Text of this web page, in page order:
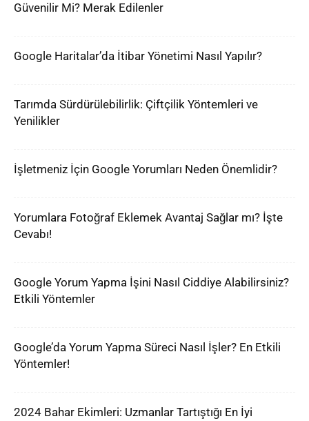
Güvenilir Mi? Merak Edilenler
Google Haritalar’da İtibar Yönetimi Nasıl Yapılır?
Tarımda Sürdürülebilirlik: Çiftçilik Yöntemleri ve
Yenilikler
İşletmeniz İçin Google Yorumları Neden Önemlidir?
Yorumlara Fotoğraf Eklemek Avantaj Sağlar mı? İşte
Cevabı!
Google Yorum Yapma İşini Nasıl Ciddiye Alabilirsiniz?
Etkili Yöntemler
Google’da Yorum Yapma Süreci Nasıl İşler? En Etkili
Yöntemler!
2024 Bahar Ekimleri: Uzmanlar Tartıştığı En İyi